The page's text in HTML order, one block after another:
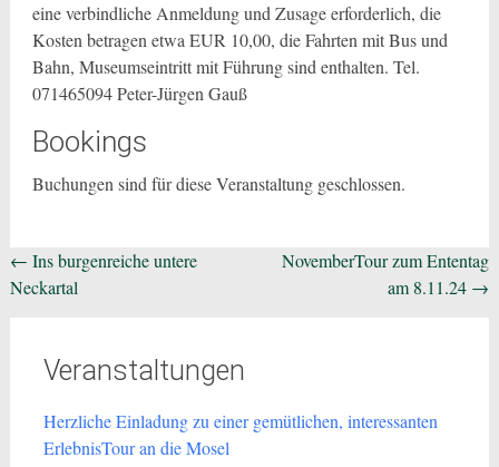
eine verbindliche Anmeldung und Zusage erforderlich, die
Kosten betragen etwa EUR 10,00, die Fahrten mit Bus und
Bahn, Museumseintritt mit Führung sind enthalten. Tel.
071465094 Peter-Jürgen Gauß
Bookings
Buchungen sind für diese Veranstaltung geschlossen.
Beitragsnavigation
← Ins burgenreiche untere
Neckartal
NovemberTour zum Ententag
am 8.11.24 →
Veranstaltungen
Herzliche Einladung zu einer gemütlichen, interessanten
ErlebnisTour an die Mosel